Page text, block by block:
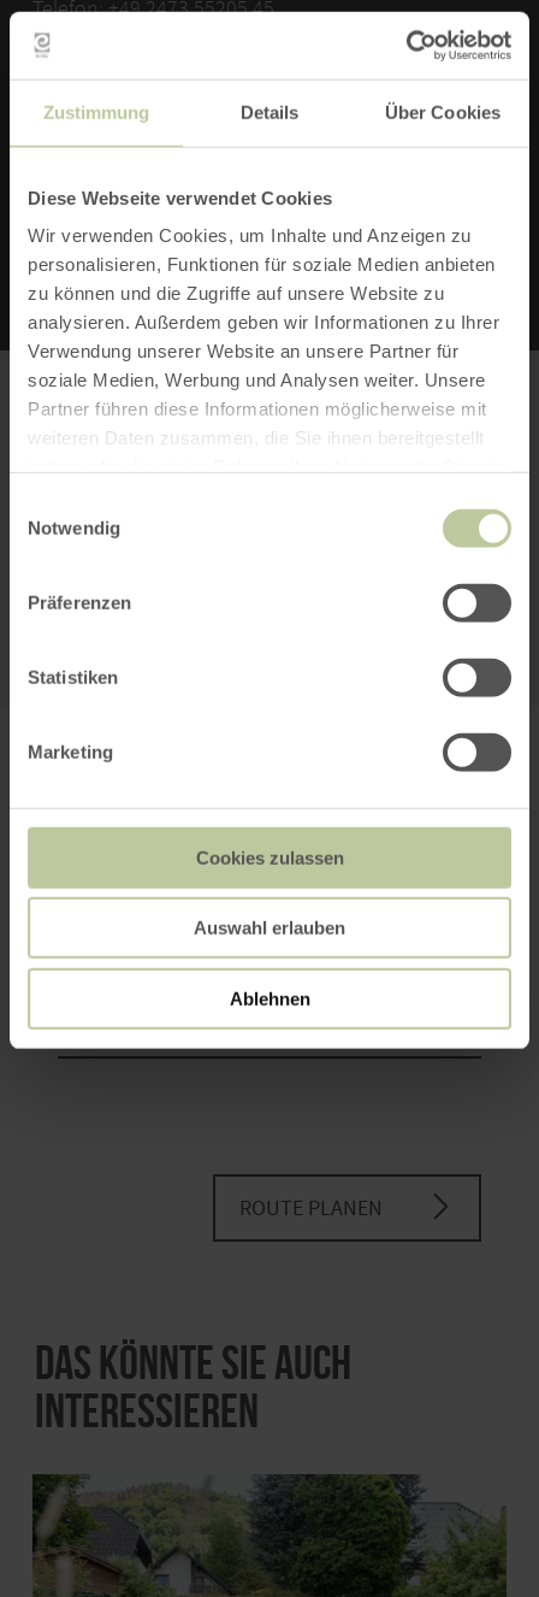
Zustimmung Details Über Cookies
Diese Webseite verwendet Cookies
Wir verwenden Cookies, um Inhalte und Anzeigen zu
personalisieren, Funktionen für soziale Medien anbieten
zu können und die Zugriffe auf unsere Website zu
analysieren. Außerdem geben wir Informationen zu Ihrer
Verwendung unserer Website an unsere Partner für
soziale Medien, Werbung und Analysen weiter. Unsere
Partner führen diese Informationen möglicherweise mit
weiteren Daten zusammen, die Sie ihnen bereitgestellt
Notwendig
Präferenzen
Statistiken
Marketing
Cookies zulassen
Auswahl erlauben
Ablehnen
Telefon: +49 2473 55205 45
Fax: +49 2473 55205 99
ZUR WEBSITE
E-MAIL VERFASSEN
ANREISE
per Google Maps
Anfahrt von:
ROUTE PLANEN
Das könnte Sie auch
interessieren